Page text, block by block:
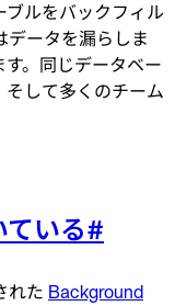
ブルをバックフィル
データを漏らしま
。同じデータベー
そして多くのチーム
いる#
れた Background